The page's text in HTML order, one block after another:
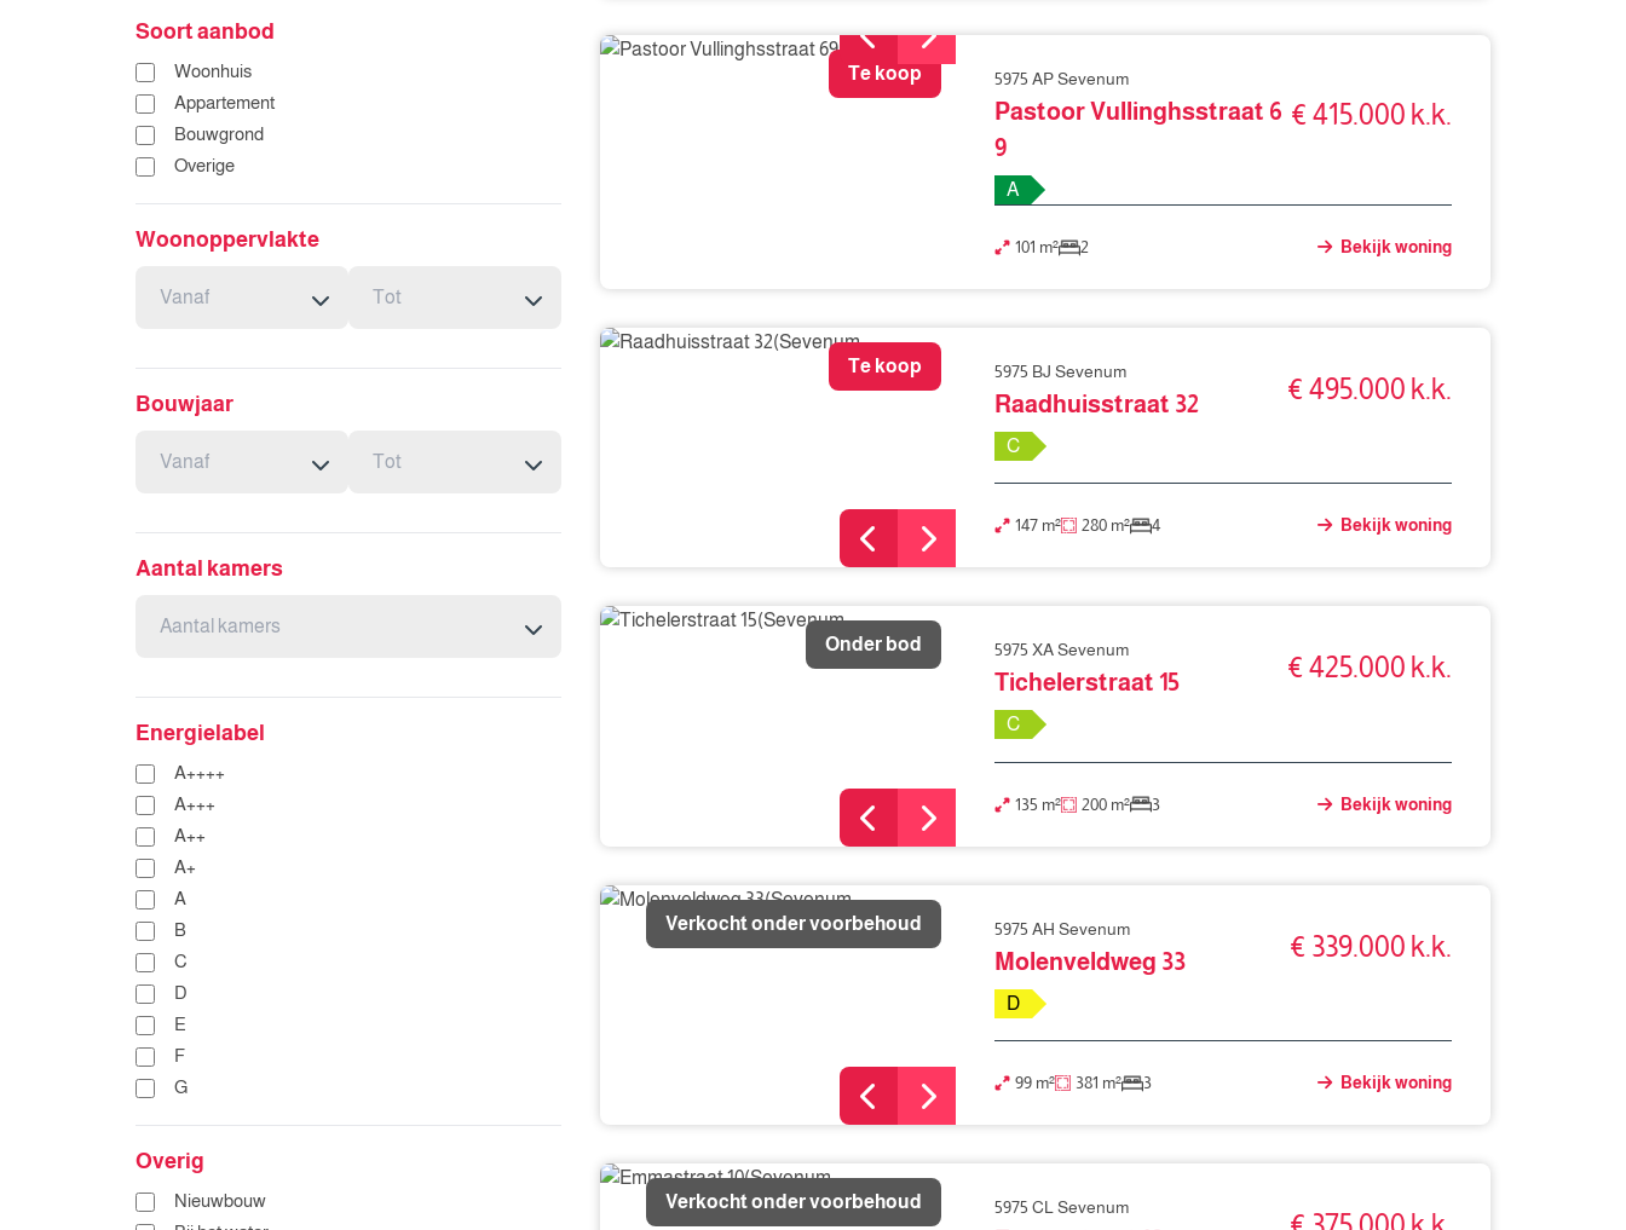
Soort aanbod
Woonhuis
Appartement
Bouwgrond
Overige
Woonoppervlakte
Bouwjaar
Aantal kamers
Energielabel
A++++
A+++
A++
A+
A
B
C
D
E
F
G
Overig
Nieuwbouw
Te koop 5975 AP Sevenum
Pastoor Vullinghsstraat 6
9
€ 415.000 k.k.
A
101 m² 2 Bekijk woning
Te koop 5975 BJ Sevenum
Raadhuisstraat 32 € 495.000 k.k.
C
147 m² 280 m² 4 Bekijk woning
Onder bod 5975 XA Sevenum
Tichelerstraat 15 € 425.000 k.k.
C
135 m² 200 m² 3 Bekijk woning
Verkocht onder voorbehoud 5975 AH Sevenum
Molenveldweg 33 € 339.000 k.k.
D
99 m² 381 m² 3 Bekijk woning
Verkocht onder voorbehoud 5975 CL Sevenum